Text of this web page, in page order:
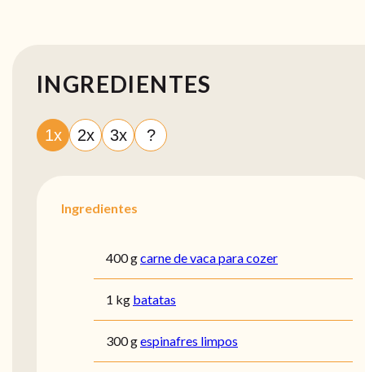
INGREDIENTES
1x 2x 3x ?
Ingredientes
400 gcarne de vaca para cozer
1 kg batatas
300 gespinafres limpos